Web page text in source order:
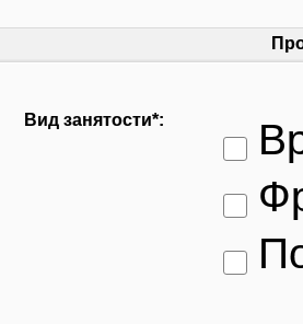
Вид занятости*: